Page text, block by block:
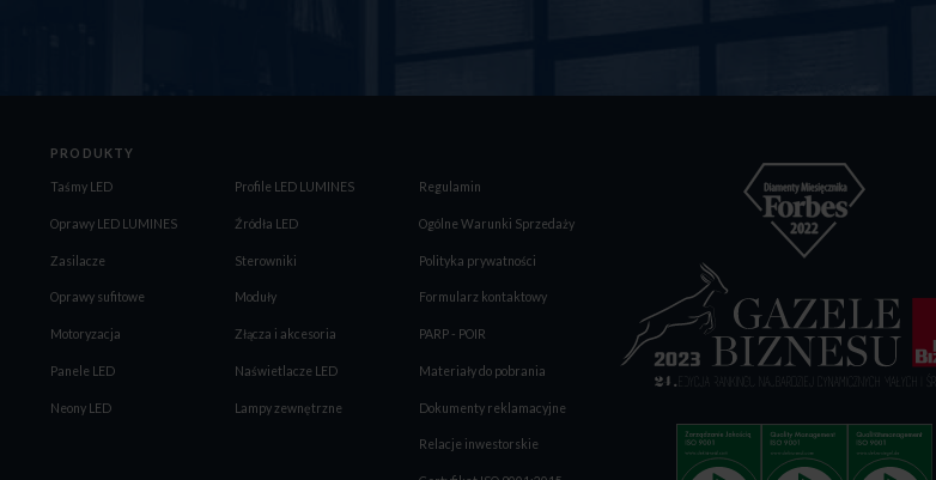
PRODUKTY
Taśmy LED Profile LED LUMINES
Oprawy LED LUMINES Źródła LED
Zasilacze Sterowniki
Oprawy sufitowe Moduły
Motoryzacja Złącza i akcesoria
Panele LED Naświetlacze LED
Neony LED Lampy zewnętrzne
Regulamin
Ogólne Warunki Sprzedaży
Polityka prywatności
Formularz kontaktowy
PARP - POIR
Materiały do pobrania
Dokumenty reklamacyjne
Relacje inwestorskie